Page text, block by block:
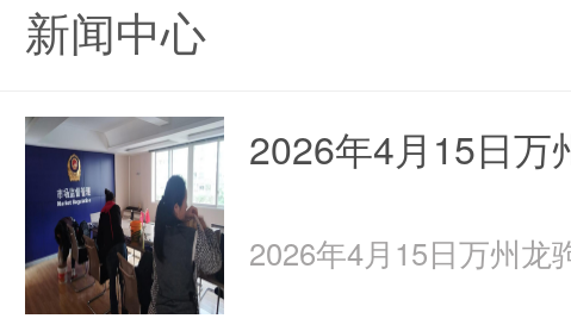
新闻中心
2026年4月15日万